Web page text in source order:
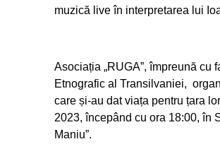
muzică live în interpretarea lui
Asociația „RUGA”, împreună cu
Etnografic al Transilvaniei,
care și-au dat viața pentru țara
2023, începând cu ora 18:00, în
Maniu”.